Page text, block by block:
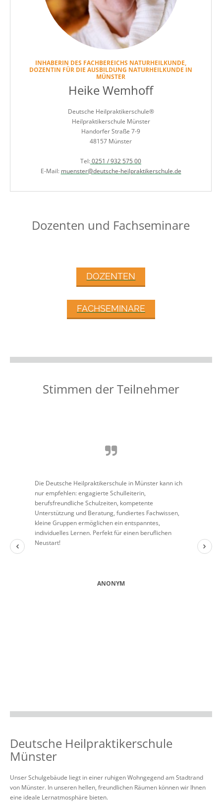
INHABERIN DES FACHBEREICHS NATURHEILKUNDE,
DOZENTIN FÜR DIE AUSBILDUNG NATURHEILKUNDE IN
MÜNSTER
Heike Wemhoff
Deutsche Heilpraktikerschule®
Heilpraktikerschule Münster
Handorfer Straße 7-9
48157 Münster
Tel:0251 / 932 575 00
E-Mail: muenster@deutsche-heilpraktikerschule.de
Dozenten und Fachseminare
DOZENTEN
FACHSEMINARE
Stimmen der Teilnehmer
Die Deutsche Heilpraktikerschule in Münster kann ich
nur empfehlen: engagierte Schulleiterin,
berufsfreundliche Schulzeiten, kompetente
Unterstützung und Beratung, fundiertes Fachwissen,
kleine Gruppen ermöglichen ein entspanntes,
individuelles Lernen. Perfekt für einen beruflichen
Neustart!
ANONYM
Deutsche Heilpraktikerschule
Münster
Unser Schulgebäude liegt in einer ruhigen Wohngegend am Stadtrand
von Münster. In unseren hellen, freundlichen Räumen können wir Ihnen
eine ideale Lernatmosphäre bieten.